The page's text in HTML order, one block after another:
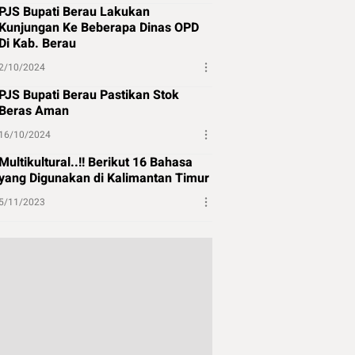
PJS Bupati Berau Lakukan
Kunjungan Ke Beberapa Dinas OPD
Di Kab. Berau
10/2024
PJS Bupati Berau Pastikan Stok
Beras Aman
16/10/2024
Multikultural..!! Berikut 16 Bahasa
Digunakan di Kalimantan Timur
5/11/2023